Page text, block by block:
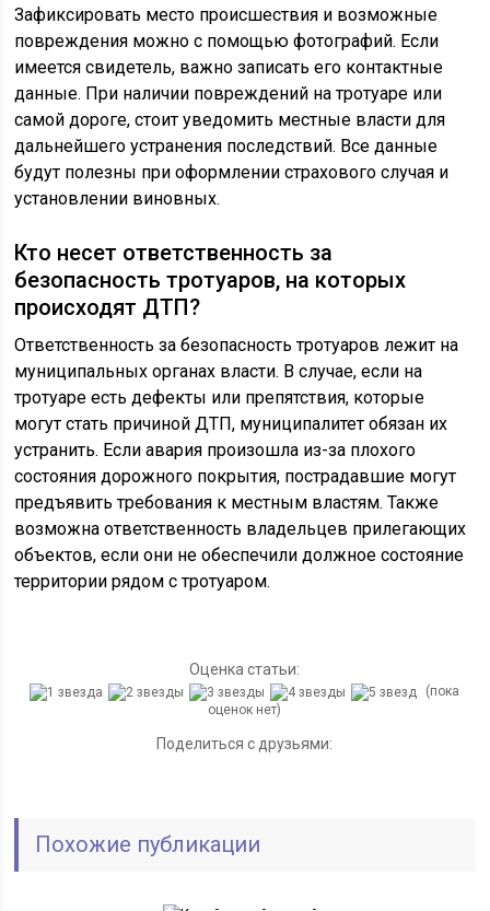
Зафиксировать место происшествия и возможные
повреждения можно с помощью фотографий. Если
имеется свидетель, важно записать его контактные
данные. При наличии повреждений на тротуаре или
самой дороге, стоит уведомить местные власти для
дальнейшего устранения последствий. Все данные
будут полезны при оформлении страхового случая и
установлении виновных.
Кто несет ответственность за
безопасность тротуаров, на которых
происходят ДТП?
Ответственность за безопасность тротуаров лежит на
муниципальных органах власти. В случае, если на
тротуаре есть дефекты или препятствия, которые
могут стать причиной ДТП, муниципалитет обязан их
устранить. Если авария произошла из-за плохого
состояния дорожного покрытия, пострадавшие могут
предъявить требования к местным властям. Также
возможна ответственность владельцев прилегающих
объектов, если они не обеспечили должное состояние
территории рядом с тротуаром.
Оценка статьи:
(пока
оценок нет)
Поделиться с друзьями:
Похожие публикации